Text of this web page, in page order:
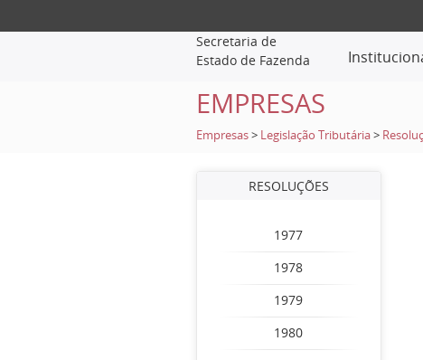
Secretaria de
Estado de Fazenda
EMPRESAS
Empresas > Legislação Tributária >
RESOLUÇÕES
1977
1978
1979
1980